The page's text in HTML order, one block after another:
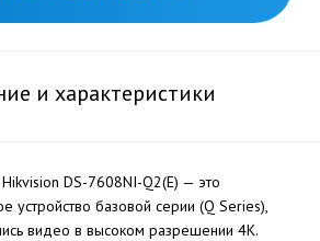
и характеристики
DS-7608NI-Q2(E) — это
устройство базовой серии (Q Series),
видео в высоком разрешении 4K.